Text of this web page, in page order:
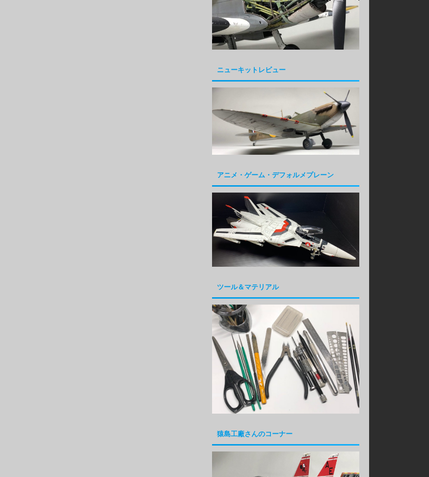
ニューキットレビュー
アニメ・ゲーム・デフォルメプレーン
ツール＆マテリアル
猿島工廠さんのコーナー